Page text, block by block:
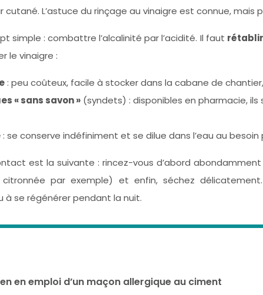
L’astuce du rinçage au vinaigre est connue,
simple : combattre l’alcalinité par l’acidité. Il faut
le vinaigre :
: peu coûteux, facile à stocker dans la cabane de
« sans savon » (syndets) : disponibles en pharmacie,
: se conserve indéfiniment et se dilue dans l’eau au
est la suivante : rincez-vous d’abord
par exemple) et enfin, séchez délicatement.
se régénérer pendant la nuit.
en emploi d’un maçon allergique au ciment